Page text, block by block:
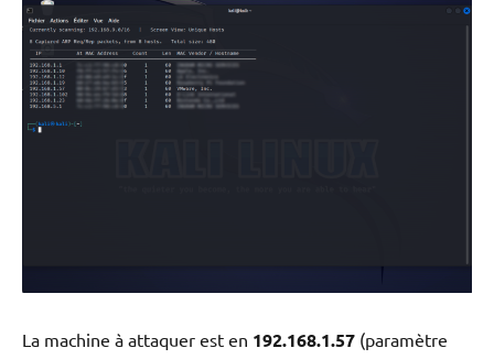
La machine à attaquer est en 192.168.1.57 (paramètre